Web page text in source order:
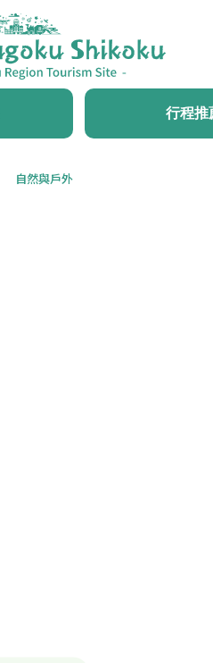
行程推
自然與戶外